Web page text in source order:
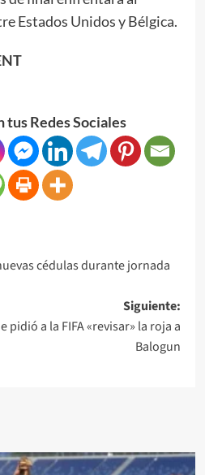
Estados Unidos y Bélgica.
tus Redes Sociales
cédulas durante jornada
Siguiente:
a la FIFA «revisar» la roja a
Balogun